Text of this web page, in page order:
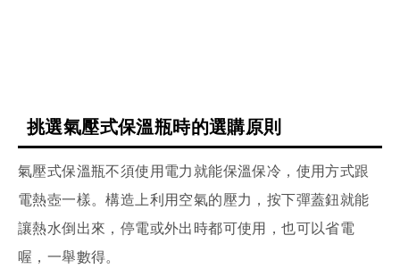
挑選氣壓式保溫瓶時的選購原則
氣壓式保溫瓶不須使用電力就能保溫保冷，使用方式跟
電熱壺一樣。構造上利用空氣的壓力，按下彈蓋鈕就能
讓熱水倒出來，停電或外出時都可使用，也可以省電
喔，一舉數得。